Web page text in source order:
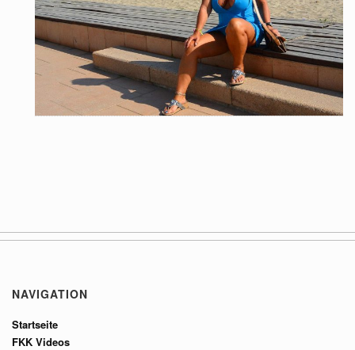
NAVIGATION
Startseite
FKK Videos